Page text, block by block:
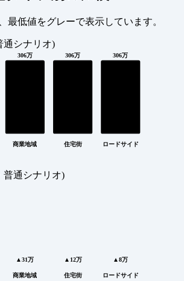
、最低値をグレーで表示しています。
通シナリオ)
306万
商業地域
306万
住宅街
306万
ロードサイド
普通シナリオ)
▲31万
商業地域
▲12万
住宅街
▲8万
ロードサイド